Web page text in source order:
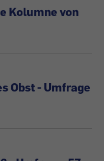
Kolumne von
Obst - Umfrage